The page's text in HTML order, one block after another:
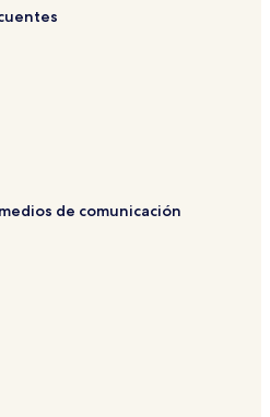
de comunicación